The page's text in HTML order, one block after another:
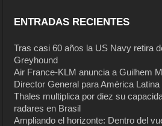
ENTRADAS RECIENTES
Tras casi 60 años la US Navy retira
Greyhound
Air France-KLM anuncia a Guilhem
Director General para América Latina
Thales multiplica por diez su
radares en Brasil
Ampliando el horizonte: Dentro del